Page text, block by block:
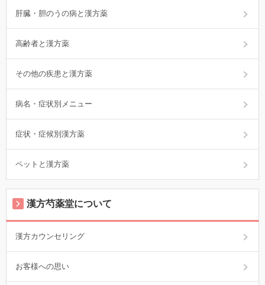
肝臓・胆のうの病と漢方薬
高齢者と漢方薬
その他の疾患と漢方薬
病名・症状別メニュー
症状・症候別漢方薬
ペットと漢方薬
漢方芍薬堂について
漢方カウンセリング
お客様への思い